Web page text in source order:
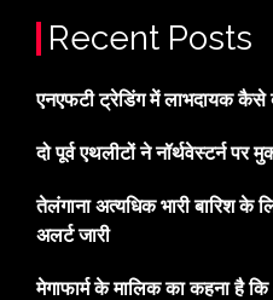
Recent Posts
एनएफटी ट्रेडिंग में लाभदायक कैसे
दो पूर्व एथलीटों ने नॉर्थवेस्टर्न पर
तेलंगाना अत्यधिक भारी बारिश के
अलर्ट जारी
मेगाफार्म के मालिक का कहना है